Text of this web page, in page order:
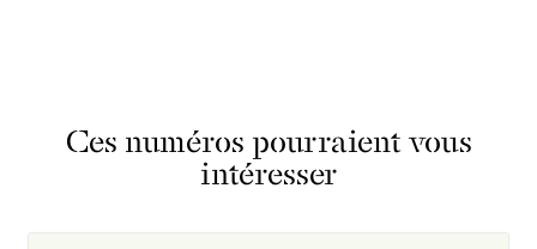
Ces numéros pourraient vous
intéresser